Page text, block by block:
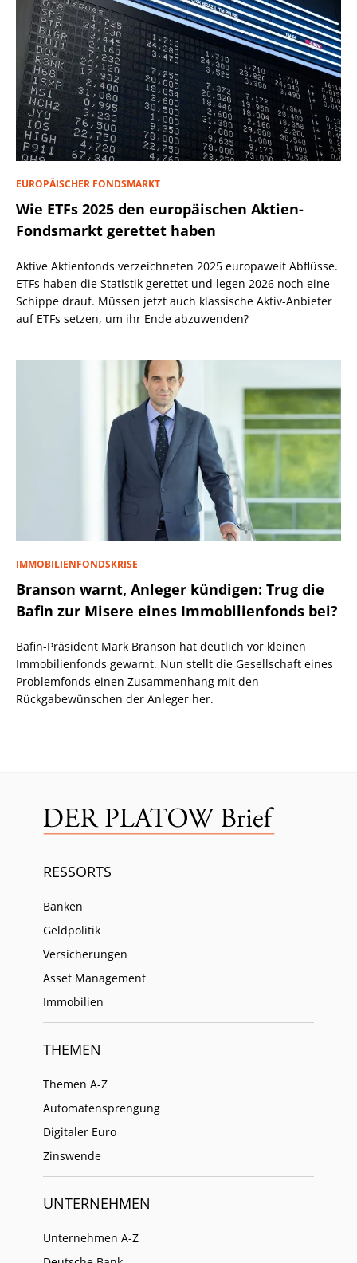
EUROPÄISCHER FONDSMARKT
Wie ETFs 2025 den europäischen Aktien-
Fondsmarkt gerettet haben
Aktive Aktienfonds verzeichneten 2025 europaweit Abflüsse.
ETFs haben die Statistik gerettet und legen 2026 noch eine
Schippe drauf. Müssen jetzt auch klassische Aktiv-Anbieter
auf ETFs setzen, um ihr Ende abzuwenden?
IMMOBILIENFONDSKRISE
Branson warnt, Anleger kündigen: Trug die
Bafin zur Misere eines Immobilienfonds bei?
Bafin-Präsident Mark Branson hat deutlich vor kleinen
Immobilienfonds gewarnt. Nun stellt die Gesellschaft eines
Problemfonds einen Zusammenhang mit den
Rückgabewünschen der Anleger her.
RESSORTS
Banken
Geldpolitik
Versicherungen
Asset Management
Immobilien
THEMEN
Themen A-Z
Automatensprengung
Digitaler Euro
Zinswende
UNTERNEHMEN
Unternehmen A-Z